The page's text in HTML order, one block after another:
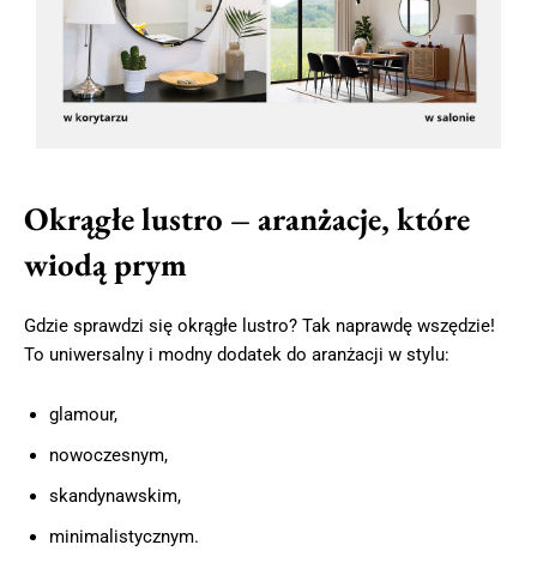
Okrągłe lustro – aranżacje, które
wiodą prym
Gdzie sprawdzi się okrągłe lustro? Tak naprawdę wszędzie!
To uniwersalny i modny dodatek do aranżacji w stylu:
glamour,
nowoczesnym,
skandynawskim,
minimalistycznym.